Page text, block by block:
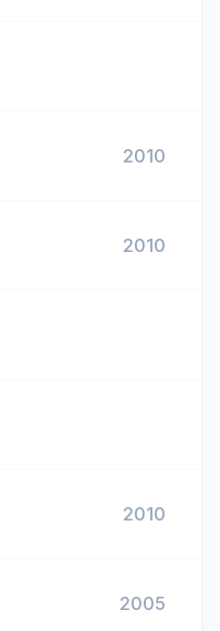
2010
2010
2010
2005